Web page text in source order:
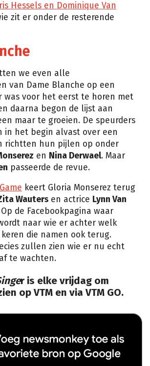
Hessels en Dominique Van
zit er onder de resterende
we even alle
van Dame Blanche op een
was voor het eerst te horen met
daarna begon de lijst aan
maar te groeien. De speurders
in het begin alvast over een
richtten hun pijlen op onder
en Nina Derwael. Maar
passeerde de revue.
keert Gloria Monserez terug
Wauters en actrice Lynn Van
de Facebookpagina waar
naar wie er achter welk
die namen ook terug.
zullen zien wie er nu echt
te wachten.
r is elke vrijdag om
op VTM en via VTM GO.